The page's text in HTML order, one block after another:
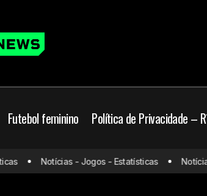
Futebol feminino Política de Privacidade –
Notícias - Jogos - Estatísticas